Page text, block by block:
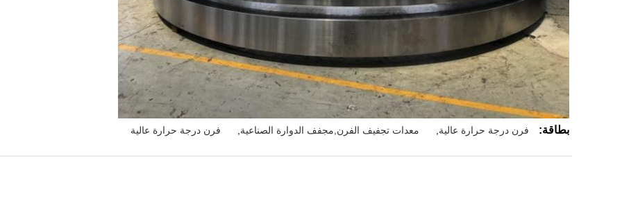
بطاقة: فرن درجة حرارة عالية معدات تجفيف الفرن,مجفف الدوارة الصناعية فرن درجة حرارة عالية